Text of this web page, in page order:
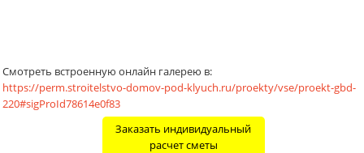
Смотреть встроенную онлайн галерею в:
https://perm.stroitelstvo-domov-pod-klyuch.ru/proekty/vse/proekt-gbd-
220#sigProId78614e0f83
Заказать индивидуальный
расчет сметы